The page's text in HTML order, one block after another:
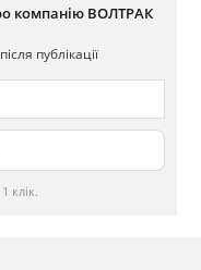
компанію ВОЛТРАК
публікації
клік.